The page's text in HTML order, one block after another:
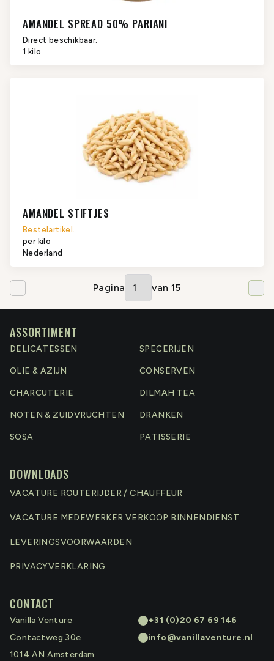
AMANDEL SPREAD 50% PARIANI
Direct beschikbaar.
1 kilo
AMANDEL STIFTJES
Bestelartikel.
per kilo
Nederland
Pagina van 15
ASSORTIMENT
DELICATESSEN SPECERIJEN
OLIE & AZIJN CONSERVEN
CHARCUTERIE DILMAH TEA
NOTEN & ZUIDVRUCHTEN DRANKEN
SOSA PATISSERIE
DOWNLOADS
VACATURE ROUTERIJDER / CHAUFFEUR
VACATURE MEDEWERKER VERKOOP BINNENDIENST
LEVERINGSVOORWAARDEN
PRIVACYVERKLARING
CONTACT
Vanilla Venture
Contactweg 30e
1014 AN Amsterdam
+31 (0)20 67 69 146
info@vanillaventure.nl